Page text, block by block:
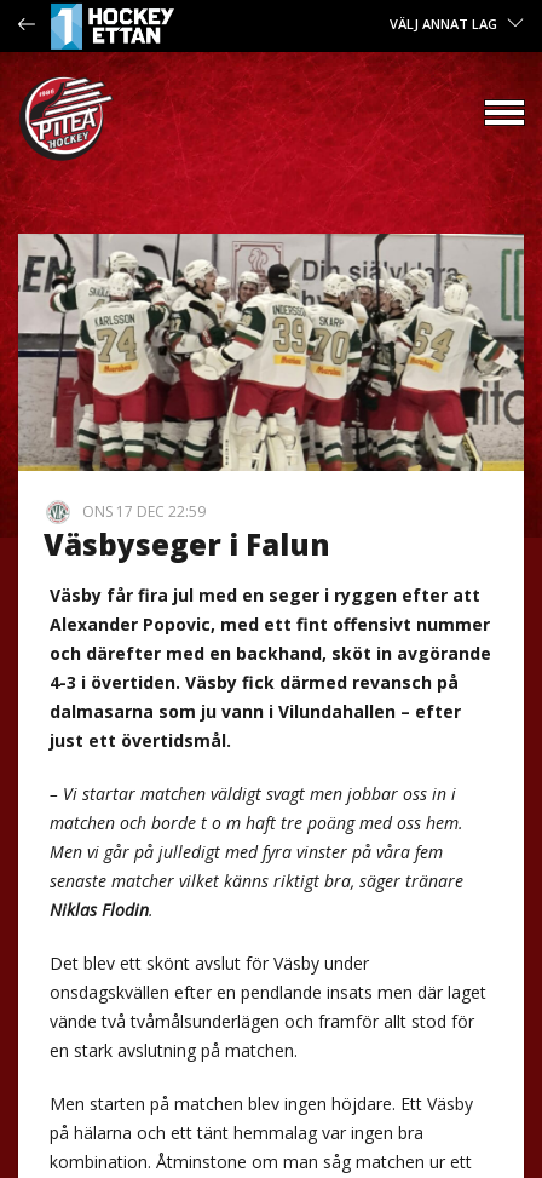
VÄLJ ANNAT LAG
ONS 17 DEC 22:59
Väsbyseger i Falun
Väsby får fira jul med en seger i ryggen efter att
Alexander Popovic, med ett fint offensivt nummer
och därefter med en backhand, sköt in avgörande
4-3 i övertiden. Väsby fick därmed revansch på
dalmasarna som ju vann i Vilundahallen – efter
just ett övertidsmål.
– Vi startar matchen väldigt svagt men jobbar oss in i
matchen och borde t o m haft tre poäng med oss hem.
Men vi går på julledigt med fyra vinster på våra fem
senaste matcher vilket känns riktigt bra, säger tränare
Niklas Flodin.
Det blev ett skönt avslut för Väsby under
onsdagskvällen efter en pendlande insats men där laget
vände två tvåmålsunderlägen och framför allt stod för
en stark avslutning på matchen.
Men starten på matchen blev ingen höjdare. Ett Väsby
på hälarna och ett tänt hemmalag var ingen bra
kombination. Åtminstone om man såg matchen ur ett